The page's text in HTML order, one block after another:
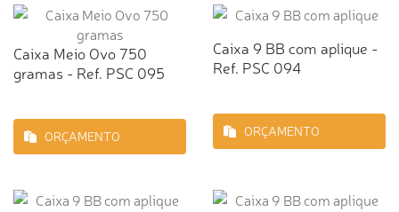
Caixa Meio Ovo 750
gramas - Ref. PSC 095
ORÇAMENTO
Caixa 9 BB com aplique -
Ref. PSC 094
ORÇAMENTO